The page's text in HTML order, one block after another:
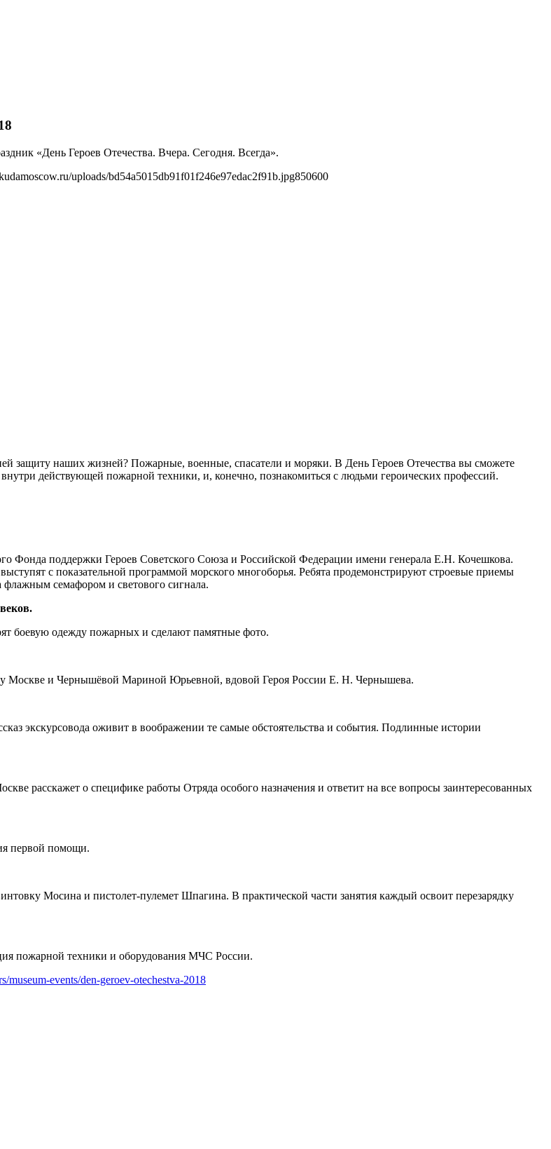
«День Героев Отечества. Вчера. Сегодня. Всегда».
uploads/bd54a5015db91f01f246e97edac2f91b.jpg850600
защиту наших жизней? Пожарные, военные, спасатели и моряки. В День Героев Отечества вы сможете
действующей пожарной техники, и, конечно, познакомиться с людьми героических профессий.
Фонда поддержки Героев Советского Союза и Российской Федерации имени генерала Е.Н. Кочешкова.
с показательной программой морского многоборья. Ребята продемонстрируют строевые приемы
флажным семафором и светового сигнала.
боевую одежду пожарных и сделают памятные фото.
Москве и Чернышёвой Мариной Юрьевной, вдовой Героя России Е. Н. Чернышева.
экскурсовода оживит в воображении те самые обстоятельства и события. Подлинные истории
расскажет о специфике работы Отряда особого назначения и ответит на все вопросы заинтересованных
первой помощи.
Мосина и пистолет-пулемет Шпагина. В практической части занятия каждый освоит перезарядку
пожарной техники и оборудования МЧС России.
museum-events/den-geroev-otechestva-2018